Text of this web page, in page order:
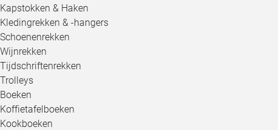
Kapstokken & Haken
Kledingrekken & -hangers
Schoenenrekken
Wijnrekken
Tijdschriftenrekken
Trolleys
Boeken
Koffietafelboeken
Kookboeken